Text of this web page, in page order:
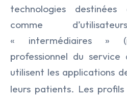
technologies
comme
« intermédiaires »
professionnel du
utilisent les applications
leurs patients. Les